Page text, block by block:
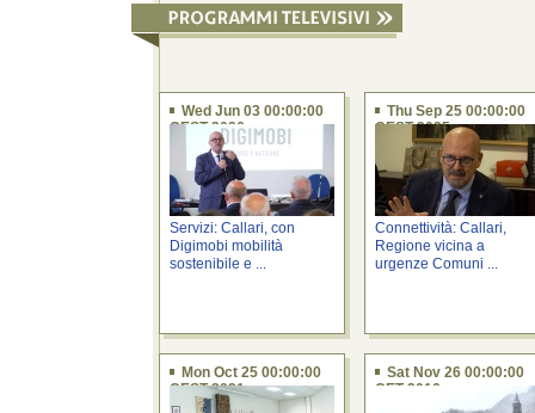
Wed Jun 03 00:00:00
CEST 2026
Servizi: Callari, con
Digimobi mobilità
sostenibile e ...
Thu Sep 25 00:00:00
CEST 2025
Connettività: Callari,
Regione vicina a
urgenze Comuni ...
Mon Oct 25 00:00:00
CEST 2021
Sat Nov 26 00:00:00
CET 2016